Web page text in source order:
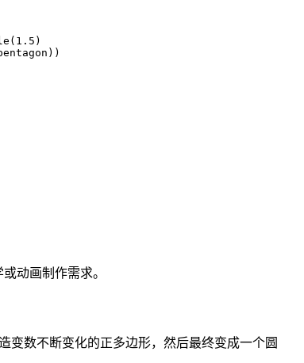
动画制作需求。
变数不断变化的正多边形，然后最终变成一个圆